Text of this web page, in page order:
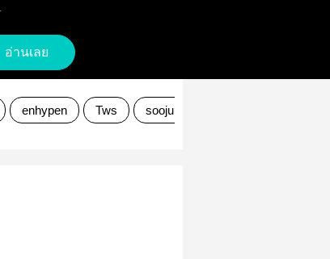
อ่านเลย
enhypen Tws soojun